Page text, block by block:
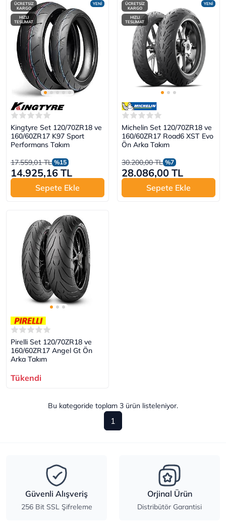
YENİ
ÜCRETSİZ
KARGO
HIZLI
TESLİMAT
Kingtyre Set 120/70ZR18 ve
160/60ZR17 K97 Sport
Performans Takım
17.559,01 TL %15
14.925,16 TL
Sepete Ekle
YENİ
ÜCRETSİZ
KARGO
HIZLI
TESLİMAT
Michelin Set 120/70ZR18 ve
160/60ZR17 Road6 XST Evo
Ön Arka Takım
30.200,00 TL %7
28.086,00 TL
Sepete Ekle
Pirelli Set 120/70ZR18 ve
160/60ZR17 Angel Gt Ön
Arka Takım
Tükendi
Bu kategoride toplam 3 ürün listeleniyor.
1
Güvenli Alışveriş
256 Bit SSL Şifreleme
Orjinal Ürün
Distribütör Garantisi